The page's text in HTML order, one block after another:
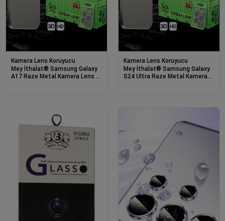
Kamera Lens Koruyucu
Mey İthalat® Samsung Galaxy
A17 Raze Metal Kamera Lens -
Kamera Lens Koruyucu
Mey İthalat® Samsung Galaxy
S24 Ultra Raze Metal Kamera